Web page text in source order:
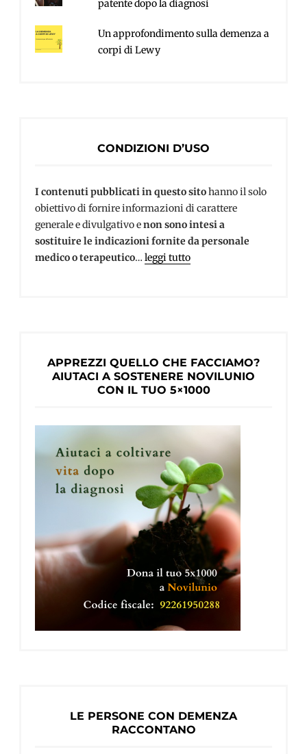
patente dopo la diagnosi
Un approfondimento sulla demenza a
corpi di Lewy
CONDIZIONI D’USO
I contenuti pubblicati in questo sitohanno il solo
obiettivo di fornire informazioni di carattere
generale e divulgativo enon sono intesi a
sostituire le indicazioni fornite da personale
medico o terapeutico…leggi tutto
APPREZZI QUELLO CHE FACCIAMO?
AIUTACI A SOSTENERE NOVILUNIO
CON IL TUO 5×1000
LE PERSONE CON DEMENZA
RACCONTANO